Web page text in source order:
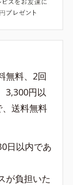
無料、2回
3,300円以
、送料無料
日以内であ
が負担いた